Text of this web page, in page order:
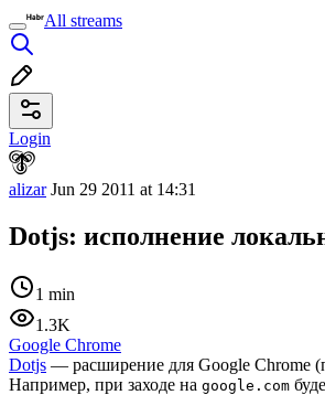
All streams
Login
alizarJun 29 2011 at 14:31
Dotjs: исполнение
1 min
1.3K
Google Chrome
Dotjs — расширение для Google Chrome
Например, при заходе на google.com